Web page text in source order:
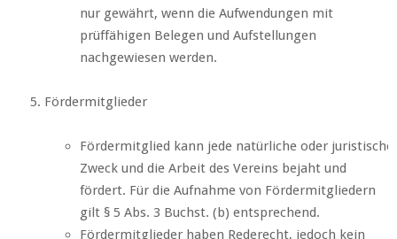
nur gewährt, wenn die Aufwendungen mit
prüffähigen Belegen und Aufstellungen
nachgewiesen werden.
Fördermitglieder
Fördermitglied kann jede natürliche oder
Zweck und die Arbeit des Vereins bejaht und
fördert. Für die Aufnahme von Fördermitgliedern
gilt § 5 Abs. 3 Buchst. (b) entsprechend.
Fördermitglieder haben Rederecht, jedoch kein